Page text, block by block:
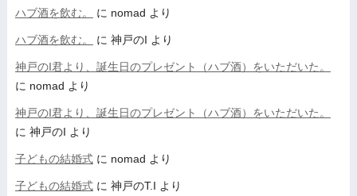
ハブ酒を飲む。 に nomad より
ハブ酒を飲む。 に 神戸のI より
神戸のI君より、誕生日のプレゼント（ハブ酒）をいただいた。
に nomad より
神戸のI君より、誕生日のプレゼント（ハブ酒）をいただいた。
に 神戸のI より
子どもの結婚式に nomad より
子どもの結婚式に 神戸のT.I より